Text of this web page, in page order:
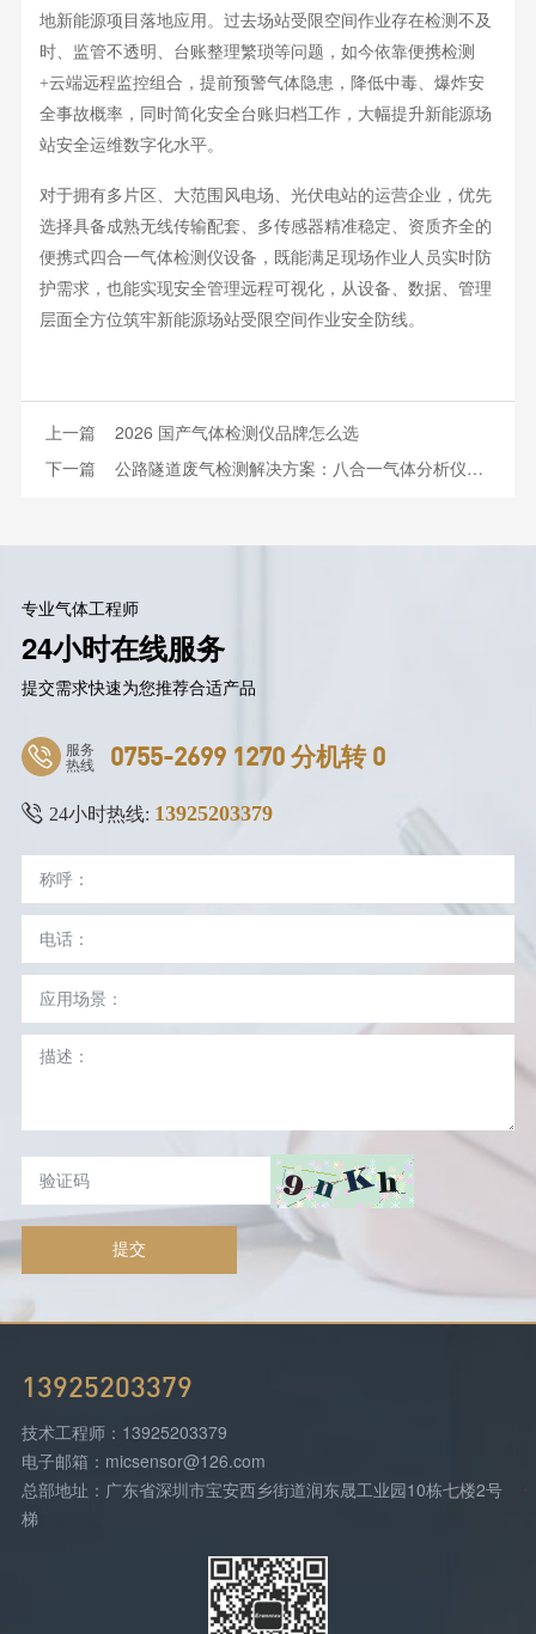
地新能源项目落地应用。过去场站受限空间作业存在检测不及
时、监管不透明、台账整理繁琐等问题，如今依靠便携检测
+云端远程监控组合，提前预警气体隐患，降低中毒、爆炸安
全事故概率，同时简化安全台账归档工作，大幅提升新能源场
站安全运维数字化水平。
对于拥有多片区、大范围风电场、光伏电站的运营企业，优先
选择具备成熟无线传输配套、多传感器精准稳定、资质齐全的
便携式四合一气体检测仪设备 ，既能满足现场作业人员实时防
护需求，也能实现安全管理远程可视化，从设备、数据、管理
层面全方位筑牢新能源场站受限空间作业安全防线。
上一篇 2026 国产气体检测仪品牌怎么选
下一篇 公路隧道废气检测解决方案：八合一气体分析仪适配隧道多组分尾气监测
专业气体工程师
24小时在线服务
提交需求快速为您推荐合适产品
服务
热线 0755-2699 1270 分机转 0
24小时热线: 13925203379
提交
13925203379
技术工程师：13925203379
电子邮箱：micsensor@126.com
总部地址：广东省深圳市宝安西乡街道润东晟工业园10栋七楼2号
梯